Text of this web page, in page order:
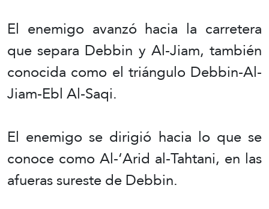
El enemigo avanzó hacia la carretera
que separa Debbin y Al-Jiam, también
conocida como el triángulo Debbin-Al-
Jiam-Ebl Al-Saqi.
El enemigo se dirigió hacia lo que se
conoce como Al-‘Arid al-Tahtani, en las
afueras sureste de Debbin.